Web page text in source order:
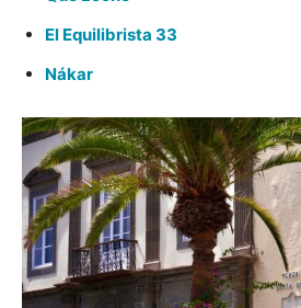
El Equilibrista 33
Nákar